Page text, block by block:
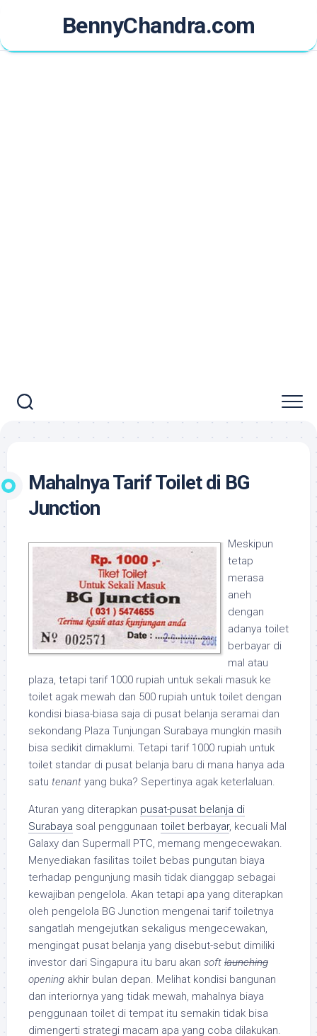
content
BennyChandra.com
Mahalnya Tarif Toilet di BG
Junction
Meskipun
tetap
merasa
aneh
dengan
adanya toilet
berbayar di
mal atau
plaza, tetapi tarif 1000 rupiah untuk sekali masuk ke
toilet agak mewah dan 500 rupiah untuk toilet dengan
kondisi biasa-biasa saja di pusat belanja seramai dan
sekondang Plaza Tunjungan Surabaya mungkin masih
bisa sedikit dimaklumi. Tetapi tarif 1000 rupiah untuk
toilet standar di pusat belanja baru di mana hanya ada
satu tenant yang buka? Sepertinya agak keterlaluan.
Aturan yang diterapkan pusat-pusat belanja di
Surabaya soal penggunaan toilet berbayar, kecuali Mal
Galaxy dan Supermall PTC, memang mengecewakan.
Menyediakan fasilitas toilet bebas pungutan biaya
terhadap pengunjung masih tidak dianggap sebagai
kewajiban pengelola. Akan tetapi apa yang diterapkan
oleh pengelola BG Junction mengenai tarif toiletnya
sangatlah mengejutkan sekaligus mengecewakan,
mengingat pusat belanja yang disebut-sebut dimiliki
investor dari Singapura itu baru akan soft launching
opening akhir bulan depan. Melihat kondisi bangunan
dan interiornya yang tidak mewah, mahalnya biaya
penggunaan toilet di tempat itu semakin tidak bisa
dimengerti strategi macam apa yang coba dilakukan.